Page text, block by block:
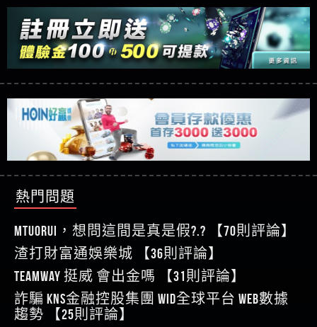
金 被M.L.Edge詐騙的錢一招拿回
不是詐騙 Robinhood是真的嗎 被Robinhood詐騙的錢怎
麼辦 本文教你如何拿回被騙資金
資金賴zg369】FLTO是詐騙嗎 FLTO是不是詐騙 FLTO是
真的嗎 被FLTO詐騙的錢怎麼辦 本文教你如何拿回
被騙資金
【其他問題】 遇詐騙求救賴【zg369】八旬老翁被
ALYWS詐騙家破人亡 ALYWS是真的嗎 ALYWS是不是詐騙
ALYWS是詐騙嗎 （ALYWS）無法出金 請小心群組暗椿
【其他問題】 一招教你揭秘新型詐騙手法 （受害
者免費援助賴zg369）當當詐騙 當當是不是詐騙 當
當是真的嗎 當當是詐騙嗎 六旬老婦深信當當高獲
利回報被騙的家破人亡
【其他問題】用理性數據指路，開啟你的高回報
娛樂之旅
【其他問題】【老玩家不藏私】2025 線上老虎機
這樣挑！RTP、波動率和平台安全的全攻略！
【推薦博弈】這款《ATG 武俠》老虎機真的猛！玩
過才知道什麼叫超過3萬種中獎方式！
【推薦博弈】BNG電子遊戲完整攻略！熱門老虎
機、集鴻運玩法、獨家試玩一次看！
【其他問題】【2025】ATG試玩必看！戰神賽特
51,000倍數玩法攻略，輕鬆稱霸老虎機！
【其他問題】「拆解力智投資詐騙套路緊急追討
賴zg369」力智投資是不是詐騙 力智投資是真的嗎
力智投資是詐騙嗎 南部老翁還在癡迷力智投資高
回報獲利 請不要在匯款
【其他問題】 【遇天盛商行詐騙追回資金賴
zg369】天盛商行詐騙 天盛商行是不是詐騙 天盛商
行是真的嗎 天盛商行是詐騙嗎 被天盛商行詐騙一
招教你拿回
【其他問題】 受害者援助賴【zg369】退休老翁被
大戶e點靈詐騙痛不欲生 大戶e點靈是真的嗎 大戶e
點靈是不是詐騙 大戶e點靈是詐騙嗎 大戶e點靈無
法出金 （大戶e點靈）教你如何規避詐騙陷阱
【其他問題】 弘記投資詐騙持續收割國人中【免
費討回資金賴zg369】弘記投資是詐騙嗎 弘記投資
是不是詐騙 弘記投資是真的嗎 被弘記投資詐騙的
錢怎麼辦 本文教你如何拿回被騙資金
【其他問題】 被騙追回賴【zg369】KnTop利用新型
詐騙手法欺詐群眾 KnTop是真的嗎 KnTop是不是詐騙
KnTop是詐騙嗎 【KnTop】KnTop無法出金 被KnTop詐騙
的錢一招拿回
【其他問題】機台運算專案詐騙持續收割國人中
【免費討回資金賴zg369】機台運算專案是詐騙嗎
機台運算專案是不是詐騙 機台運算專案是真的嗎
被機台運算專案詐騙的錢怎麼辦 本文教你如何拿
回被騙資金
【其他問題】 Hoyabit詐騙持續收割國人中【免費
討回資金賴zg369】Hoyabit是詐騙嗎 Hoyabit是不是詐
騙 Hoyabit是真的嗎 被HoyabitHoyabit詐騙的錢怎麼辦
本文教你如何拿回被騙資金
【其他問題】KS.M多元化行銷詐騙持續收割國人
中【免費討回資金賴zg369】KS.M多元化行銷是詐
騙嗎 KS.M多元化行銷是不是詐騙 KS.M多元化行銷是
真的嗎 被KS.M多元化行銷詐騙的錢怎麼辦 本文教
【其他問題】免費追回賴「zg369」深度解析野原
家 Family & Love如何詐騙 野原家 Family & Love是不是詐
騙 野原家 Family & Love是真的嗎 野原家 Family & Love是
【其他問題】元盈橋詐騙持續收割國人中【免費
討回資金賴zg369】元盈橋是詐騙嗎 元盈橋是不是
【其他問題】被騙追回賴【zg369】M.L.Edge利用新
好厲
【陳順堪】黑網不出金
【黃伊珊】不推薦爛公司
【陳順堪】星匯娛樂城出金幾次後贏錢就不給出
金
【陳順堪】黑網出金幾次後贏了就不出金出
【玩運彩】
【asd】唬爛不出金黑網垃圾平台
【蘇俊曄】所以會出金嗎現在也是一樣的狀況
【侯依揚】廢物喔
【傑】推代理真的好相處
回答
【王亞廷】LINE:kK605638
【王亞廷】#免費手遊#錢龍皇ONLINE#http
【傑】真的
【蔡如軒】黑網一個呵呵
【Wei】讚
【沈樂慧】又是九州??爛死了黑網不要玩
【林伊依】爛死了拉贏錢直接鎖帳號可以去吃屎
【陳靜茹】推薦小畢，我也是小畢的會員～～
熱門問題
MTUORUi，想問這間是真是假?.? 【70則評論】
渣打財富通娛樂城 【36則評論】
TEAMWAY 挺威 會出金嗎 【31則評論】
詐騙 kns金融控股集團 WID全球平台 WEB數據
趨勢 【25則評論】